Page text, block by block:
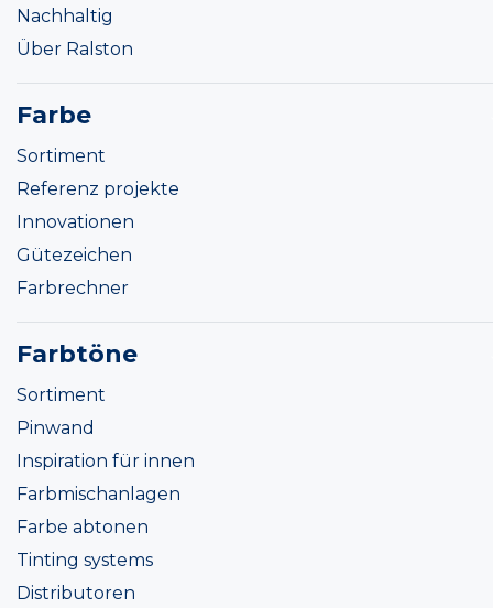
Nachhaltig
Über Ralston
Farbe
Sortiment
Referenz projekte
Innovationen
Gütezeichen
Farbrechner
Farbtöne
Sortiment
Pinwand
Inspiration für innen
Farbmischanlagen
Farbe abtonen
Tinting systems
Distributoren